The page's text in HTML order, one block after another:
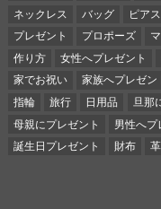
ネックレス
バッグ ピアス
プレゼント
プロポーズ
作り方
女性へプレゼント
家でお祝い
家族へプレゼン
指輪
旅行 日用品 旦那
母親にプレゼント
男性へプ
誕生日プレゼント
財布